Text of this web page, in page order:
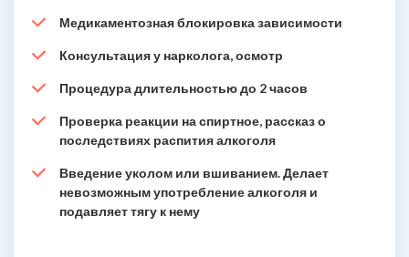
Медикаментозная блокировка зависимости
Консультация у нарколога, осмотр
Процедура длительностью до 2 часов
Проверка реакции на спиртное, рассказ о
последствиях распития алкоголя
Введение уколом или вшиванием. Делает
невозможным употребление алкоголя и
подавляет тягу к нему